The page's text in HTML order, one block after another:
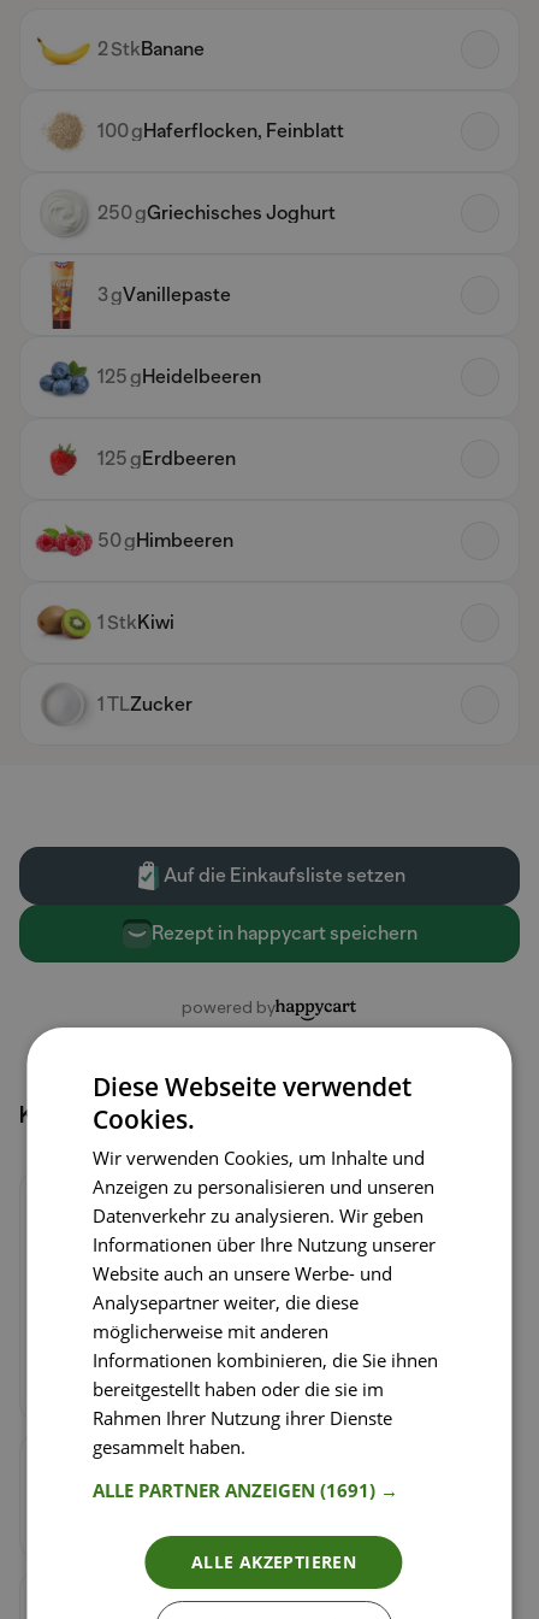
Kochschritte
Schritt
Die Bananen mit einer Gabel zerdrücken und mit
den Haferflocken verrühren. Die Masse dann mit
dem Löffelrücken in Pizzaform auf ein mit
Backpapier belegtes Backblech streichen.
Bei 180 Grad Ober-/Unterhitze 10 Minuten
backen.
Das Obst waschen. Erdbeeren und Kiwi klein
Diese Webseite verwendet
Cookies.
Wir verwenden Cookies, um Inhalte und
Anzeigen zu personalisieren und unseren
Datenverkehr zu analysieren. Wir geben
Informationen über Ihre Nutzung unserer
Website auch an unsere Werbe- und
Analysepartner weiter, die diese
möglicherweise mit anderen
Informationen kombinieren, die Sie ihnen
bereitgestellt haben oder die sie im
Rahmen Ihrer Nutzung ihrer Dienste
gesammelt haben.
ALLE PARTNER ANZEIGEN(1691) →
ALLE AKZEPTIEREN